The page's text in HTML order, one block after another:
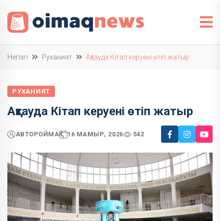
Негізгі Руханият Ақтауда Кітап керуені өтіп жатыр
РУХАНИЯТ
Ақтауда Кітап керуені өтіп жатыр
АВТОРОЙМАҚ 16 МАМЫР, 2026 542